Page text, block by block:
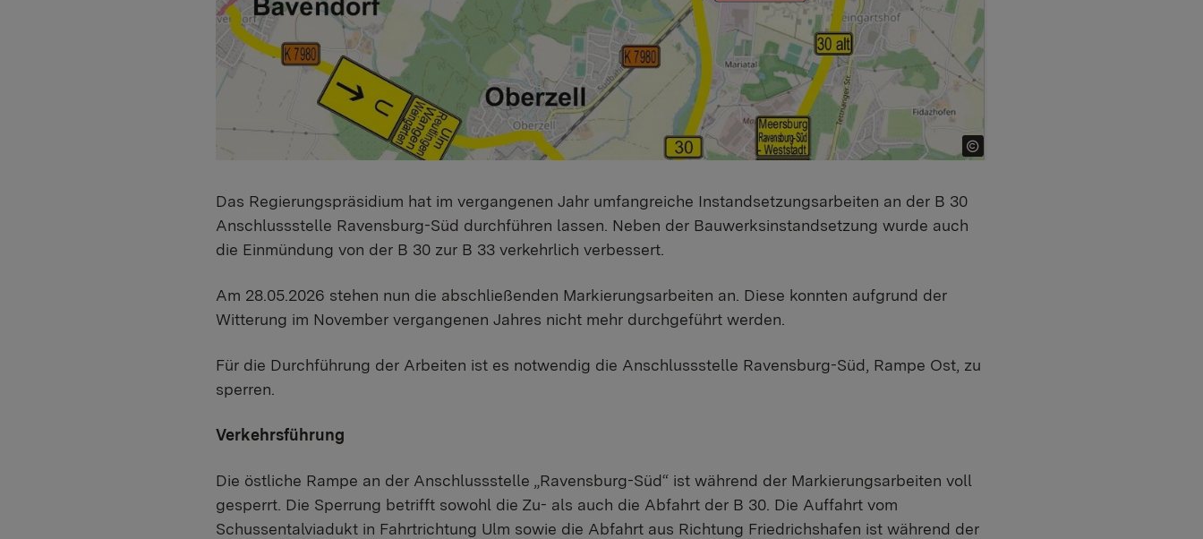
Das Regierungspräsidium hat im vergangenen Jahr umfangreiche Instandsetzungsarbeiten an der B 30
Anschlussstelle Ravensburg-Süd durchführen lassen. Neben der Bauwerksinstandsetzung wurde auch
die Einmündung von der B 30 zur B 33 verkehrlich verbessert.
Am 28.05.2026 stehen nun die abschließenden Markierungsarbeiten an. Diese konnten aufgrund der
Witterung im November vergangenen Jahres nicht mehr durchgeführt werden.
Für die Durchführung der Arbeiten ist es notwendig die Anschlussstelle Ravensburg-Süd, Rampe Ost, zu
sperren.
Verkehrsführung
Die östliche Rampe an der Anschlussstelle „Ravensburg-Süd“ ist während der Markierungsarbeiten voll
gesperrt. Die Sperrung betrifft sowohl die Zu- als auch die Abfahrt der B 30. Die Auffahrt vom
Schussentalviadukt in Fahrtrichtung Ulm sowie die Abfahrt aus Richtung Friedrichshafen ist während der